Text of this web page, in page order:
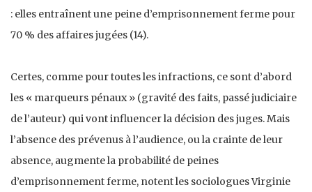
: elles entraînent une peine d’emprisonnement ferme pour
70 % des affaires jugées (14).
Certes, comme pour toutes les infractions, ce sont d’abord
les « marqueurs pénaux » (gravité des faits, passé judiciaire
de l’auteur) qui vont influencer la décision des juges. Mais
l’absence des prévenus à l’audience, ou la crainte de leur
absence, augmente la probabilité de peines
d’emprisonnement ferme, notent les sociologues Virginie